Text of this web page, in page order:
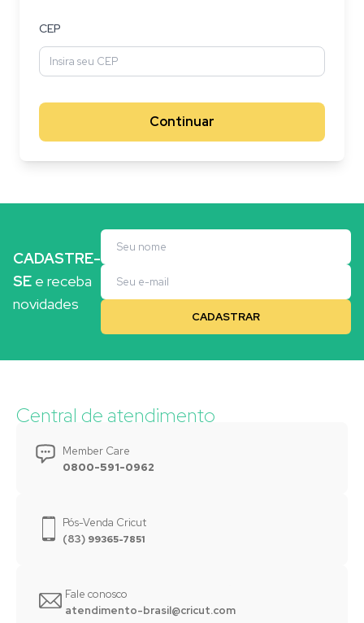
CEP
Continuar
Indisponível
CADASTRE-
SE e receba
novidades
Central de atendimento
Member Care
0800-591-0962
Pós-Venda Cricut
(83) 99365-7851
Fale conosco
atendimento-brasil@cricut.com